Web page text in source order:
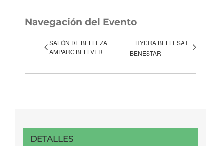
Navegación del Evento
SALÓN DE BELLEZA
AMPARO BELLVER
HYDRA BELLESA I
BENESTAR
DETALLES